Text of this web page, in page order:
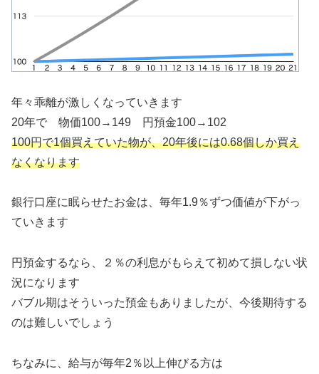
年々乖離が激しくなっていきます
20年で 物価100→149 円預金100→102
100円で1個買えていた物が、20年後には0.68個しか買え
なくなります
銀行口座に眠らせたお金は、毎年1.9％ずつ価値が下がっ
ていきます
円預金するなら、２％の利息がもらえて初めて損しない状
況になります
バブル期はそういった預金もありましたが、今後期待する
のは難しいでしょう
ちなみに、給与が毎年2％以上伸びる方は